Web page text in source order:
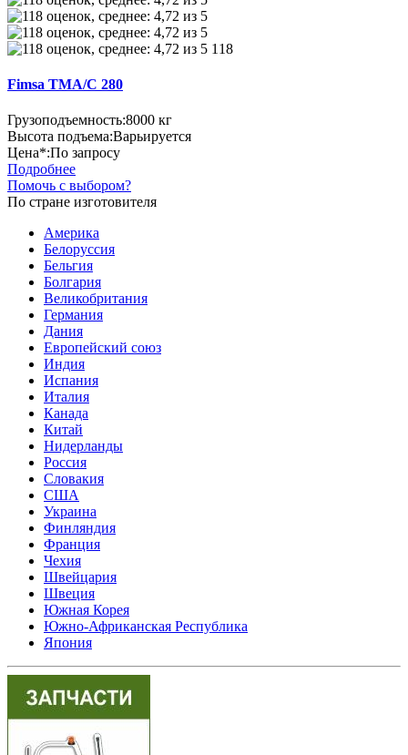
118
Fimsa TMA/C 280
Грузоподъемность:8000 кг
Высота подъема:Варьируется
Цена*:По запросу
Подробнее
Помочь с выбором?
По стране изготовителя
Америка
Белоруссия
Бельгия
Болгария
Великобритания
Германия
Дания
Европейский союз
Индия
Испания
Италия
Канада
Китай
Нидерланды
Россия
Словакия
США
Украина
Финляндия
Франция
Чехия
Швейцария
Швеция
Южная Корея
Южно-Африканская Республика
Япония